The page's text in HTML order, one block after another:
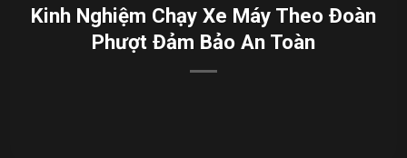
Kinh Nghiệm Chạy Xe Máy Theo Đoàn
Phượt Đảm Bảo An Toàn